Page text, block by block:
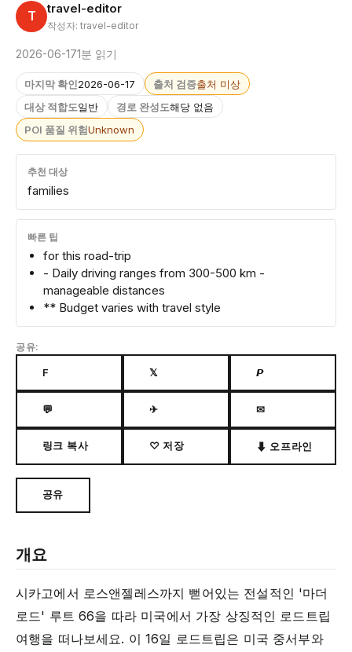
T travel-editor
작성자: travel-editor
2026-06-171분 읽기
마지막 확인2026-06-17 출처 검증출처 미상
대상 적합도일반 경로 완성도해당 없음
POI 품질 위험Unknown
추천 대상
families
빠른 팁
for this road-trip
- Daily driving ranges from 300-500 km -
manageable distances
** Budget varies with travel style
공유:
F 𝕏 𝙋
💬 ✈ ✉
링크 복사 ♡ 저장 ⬇ 오프라인
공유
개요
시카고에서 로스앤젤레스까지 뻗어있는 전설적인 '마더
로드' 루트 66을 따라 미국에서 가장 상징적인 로드트립
여행을 떠나보세요. 이 16일 로드트립은 미국 중서부와